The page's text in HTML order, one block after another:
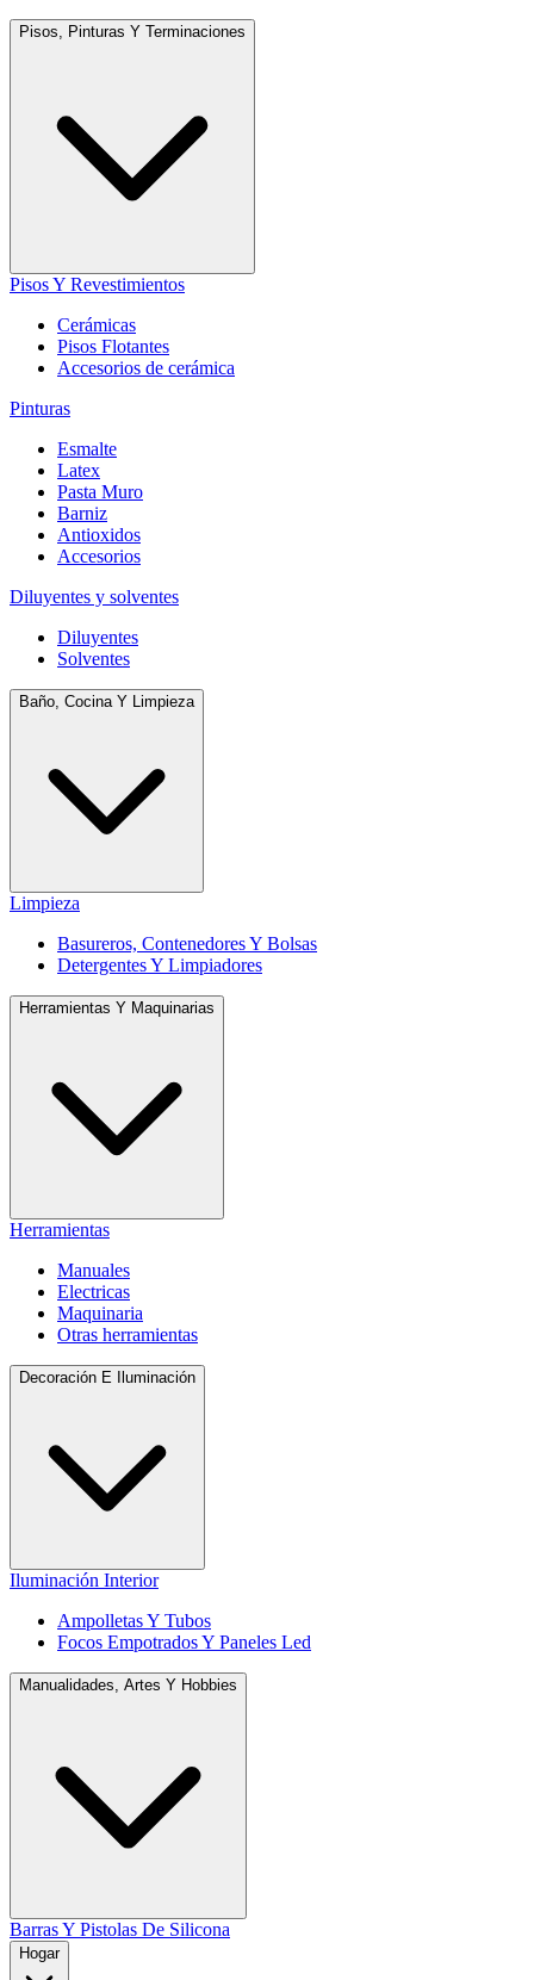
Pisos, Pinturas Y Terminaciones
Pisos Y Revestimientos
Cerámicas
Pisos Flotantes
Accesorios de cerámica
Pinturas
Esmalte
Latex
Pasta Muro
Barniz
Antioxidos
Accesorios
Diluyentes y solventes
Diluyentes
Solventes
Baño, Cocina Y Limpieza
Limpieza
Basureros, Contenedores Y Bolsas
Detergentes Y Limpiadores
Herramientas Y Maquinarias
Herramientas
Manuales
Electricas
Maquinaria
Otras herramientas
Decoración E Iluminación
Iluminación Interior
Ampolletas Y Tubos
Focos Empotrados Y Paneles Led
Manualidades, Artes Y Hobbies
Barras Y Pistolas De Silicona
Hogar